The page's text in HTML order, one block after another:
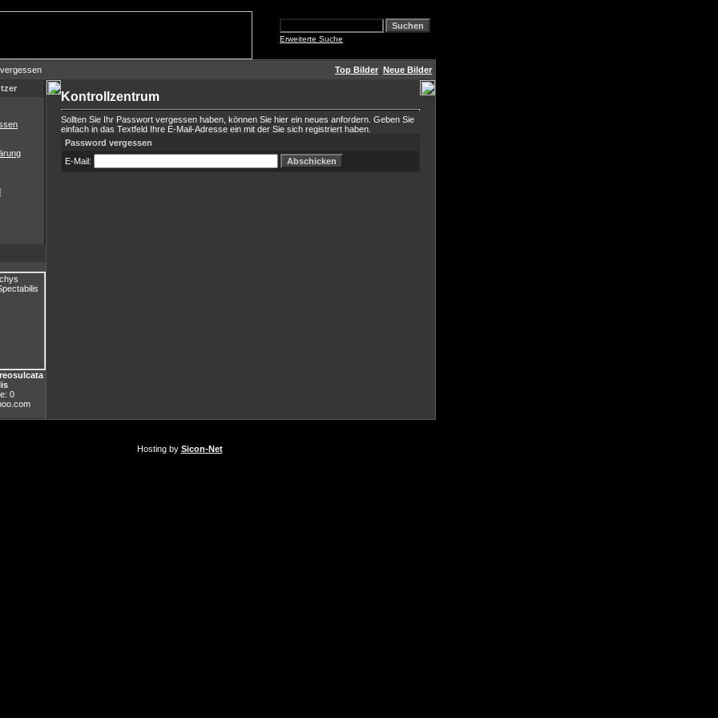
Erweiterte Suche
Top Bilder Neue Bilder
0
Kontrollzentrum
Sollten Sie Ihr Passwort vergessen haben, können Sie hier ein neues anfordern. Geben Sie
einfach in das Textfeld Ihre E-Mail-Adresse ein mit der Sie sich registriert haben.
Password vergessen
E-Mail:
Hosting by Sicon-Net